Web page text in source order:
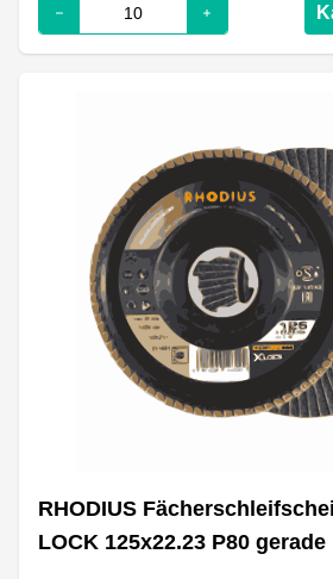
RHODIUS
LOCK 125x22.23 P80 gerade